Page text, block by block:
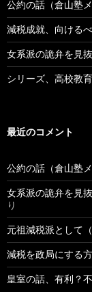
公約の話（倉山塾
減税成就、向ける
女系派の詭弁を見
シリーズ、高校教
最近のコメント
公約の話（倉山塾
女系派の詭弁を見
り
元祖減税派として
減税を政局にする
皇室の話、有利？